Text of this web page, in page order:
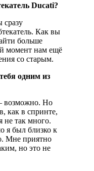
Ducati?
сразу
Как вы
больше
момент нам ещё
со старым.
одним из
возможно. Но
как в спринте,
не так много.
я был близко к
Мне приятно
но это не